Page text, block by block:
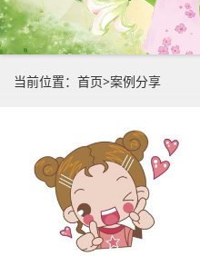
当前位置： 首页>案例分享